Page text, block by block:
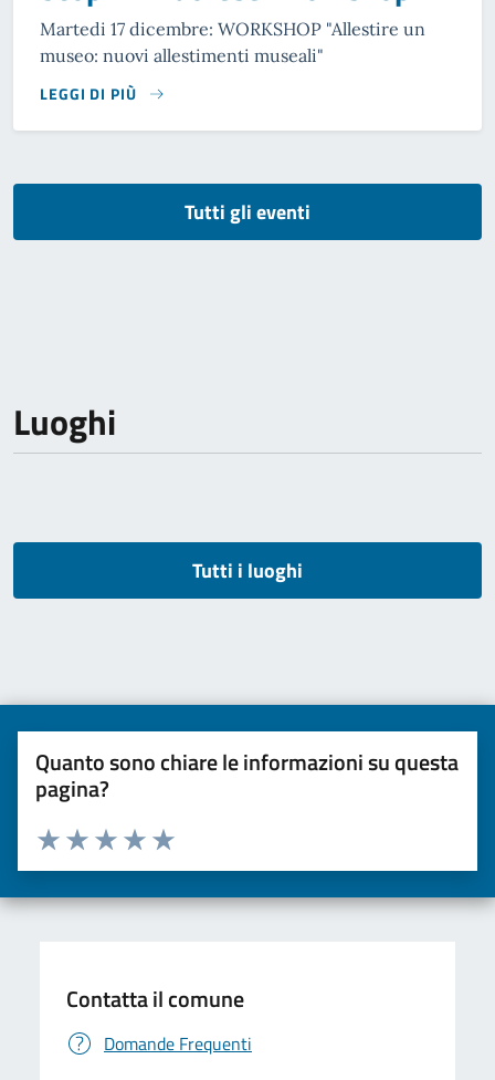
Martedi 17 dicembre: WORKSHOP "Allestire un
museo: nuovi allestimenti museali"
LEGGI DI PIÙ
Tutti gli eventi
Luoghi
Tutti i luoghi
Quanto sono chiare le informazioni su questa
pagina?
Valuta da 1 a 5 stelle la pagina
Valuta 5 stelle su 5
Valuta 4 stelle su 5
Valuta 3 stelle su 5
Valuta 2 stelle su 5
Valuta una stella su 5
Contatta il comune
Domande Frequenti